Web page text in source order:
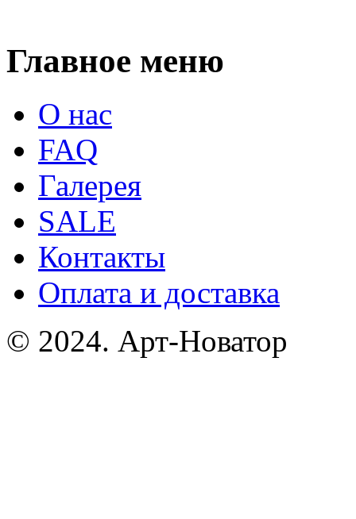
Главное меню
О нас
FAQ
Галерея
SALE
Контакты
Оплата и доставка
© 2024. Арт-Новатор